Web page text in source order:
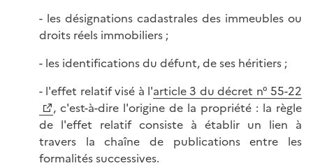
- les désignations cadastrales des immeubles ou
droits réels immobiliers ;
- les identifications du défunt, de ses héritiers ;
- l'effet relatif visé à l'article 3 du décret n° 55-22
, c'est-à-dire l'origine de la propriété : la règle
de l'effet relatif consiste à établir un lien à
travers la chaîne de publications entre les
formalités successives.